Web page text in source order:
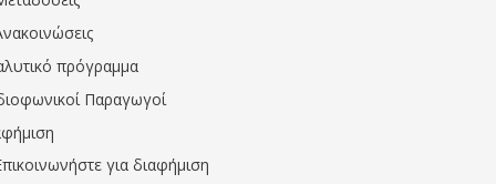
πρόγραμμα
Παραγωγοί
για διαφήμιση